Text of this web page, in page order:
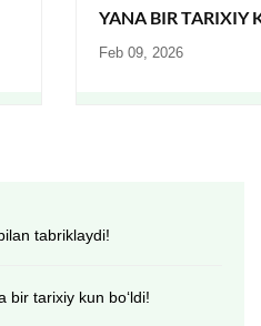
YANA BIR TARIXIY
BO‘LDI!
Feb 09, 2026
tabriklaydi!
bir tarixiy kun bo‘ldi!